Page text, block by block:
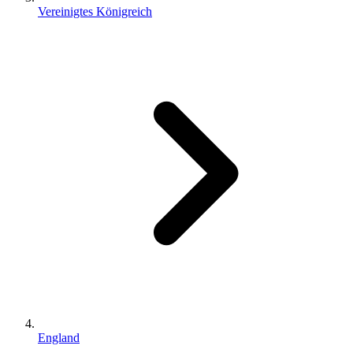
Vereinigtes Königreich
England